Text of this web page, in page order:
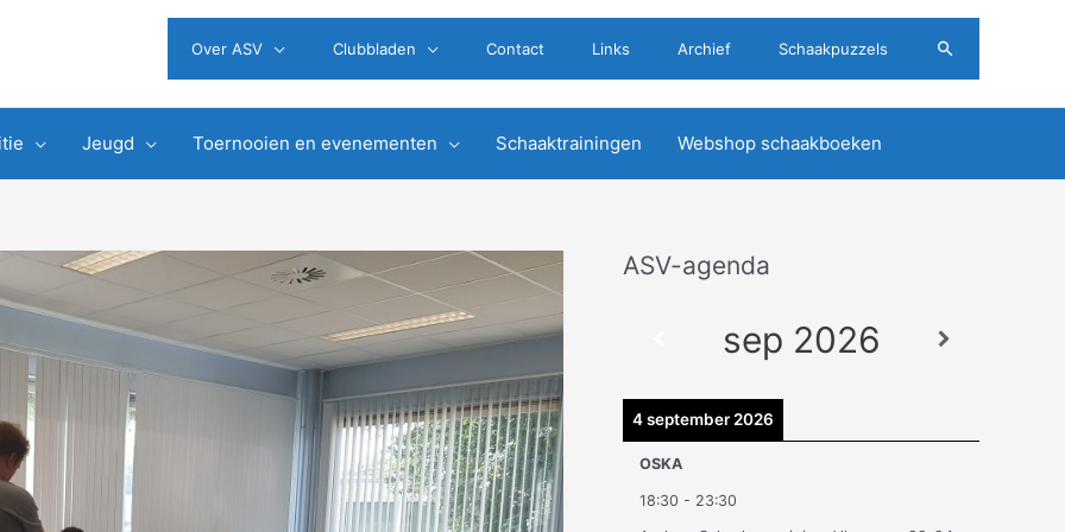
Over ASV Clubbladen Contact Links Archief Schaakpuzzels Zoeken
Jeugd Toernooien en evenementen Schaaktrainingen Webshop schaakboeken
ASV-agenda
sep 2026
4 september 2026
OSKA
18:30 - 23:30
A
e